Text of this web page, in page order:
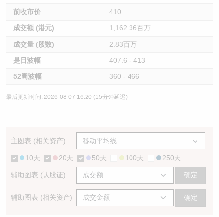
前收市价 410
成交额 (港元) 1,162.36百万
成交量 (股数) 2.83百万
是日波幅 407.6 - 413
52周波幅 360 - 466
最后更新时间: 2026-08-07 16:20 (15分钟延迟)
主图表 (相关资产)
10天 20天 50天 100天 250天
辅助图表 (认股证) 确定
辅助图表 (相关资产) 确定